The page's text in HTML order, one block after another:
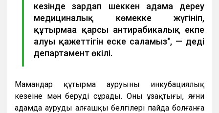
кезінде зардап шеккен адамға дереу
медициналық көмекке жүгініп,
құтырмаға қарсы антирабикалық екпе
алуы қажеттігін еске саламыз", — деді
департамент өкілі.
Мамандар құтырма ауруының инкубациялық
кезеңіне мән беруді сұрады. Оның ұзақтығы, яғни
адамда аурудың алғашқы белгілері пайда болғанға